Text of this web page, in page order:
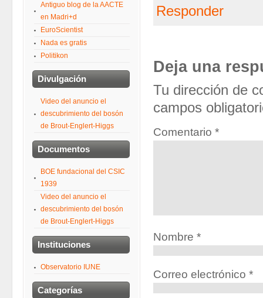
Responder
Deja una
Tu dirección de
campos
Comentario *
Nombre *
Correo electrónico *
Antiguo blog de la AACTE
en Madri+d
EuroScientist
Nada es gratis
Politikon
Divulgación
Video del anuncio el
descubrimiento del bosón
de Brout-Englert-Higgs
Documentos
BOE fundacional del CSIC
1939
Video del anuncio el
descubrimiento del bosón
de Brout-Englert-Higgs
Instituciones
Observatorio IUNE
Categorías